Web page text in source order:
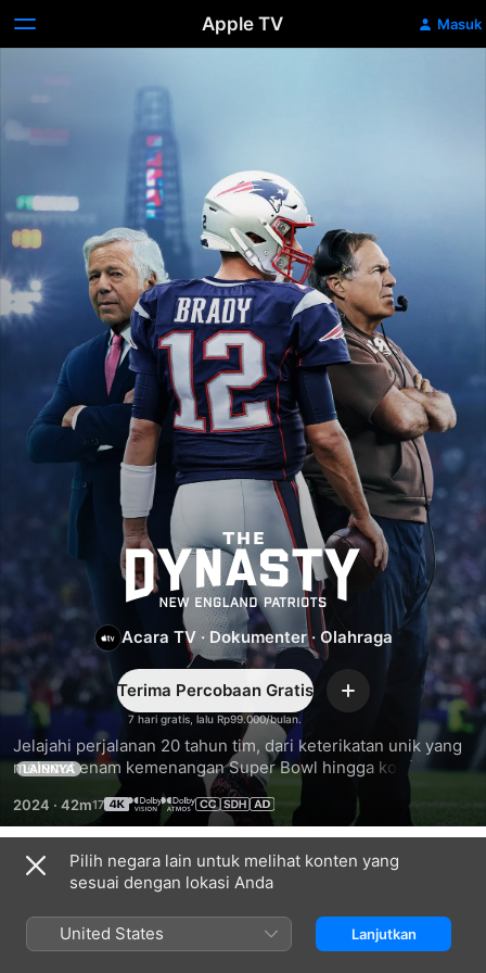
Apple TV Masuk
The
Dynasty:
New
England
Patriots
Acara TV ·Dokumenter · Olahraga
7 hari gratis, lalu Rp99.000/bulan.
Terima Percobaan Gratis Tambah
Jelajahi perjalanan 20 tahun tim, dari keterikatan unik yang
melecut enam kemenangan Super Bowl hingga konflik
internal yang menimbulkan persaingan. Tom Brady, Bill
Belichick, Robert Kraft, dan pemain kunci memperlihatkan
jalan menuju—dan harga—kejayaan.
LAINNYA
2024 · 42m
Season 1
Pilih negara lain untuk melihat konten yang
sesuai dengan lokasi Anda
United States Lanjutkan